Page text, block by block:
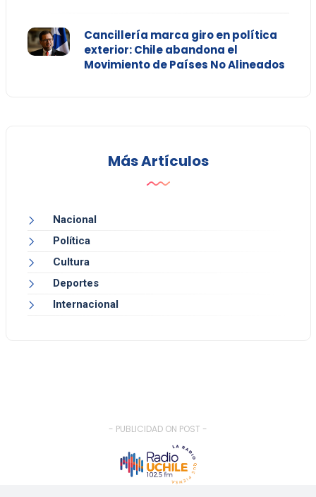
Cancillería marca giro en política
exterior: Chile abandona el
Movimiento de Países No Alineados
Más Artículos
Nacional
Política
Cultura
Deportes
Internacional
- PUBLICIDAD ON POST -